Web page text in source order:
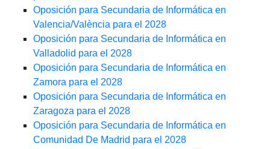
Oposición para Secundaria de Informática en
Valencia/València para el 2028
Oposición para Secundaria de Informática en
Valladolid para el 2028
Oposición para Secundaria de Informática en
Zamora para el 2028
Oposición para Secundaria de Informática en
Zaragoza para el 2028
Oposición para Secundaria de Informática en
Comunidad De Madrid para el 2028